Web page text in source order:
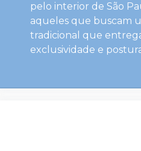
pelo interior de São
aqueles que buscam
tradicional que
exclusividade e